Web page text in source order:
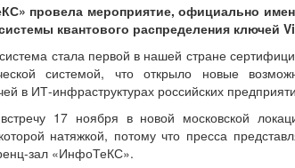
провела мероприятие, официально
квантового распределения ключей
стала первой в нашей стране
системой, что открыло новые
в ИТ-инфраструктурах российских
17 ноября в новой московской
натяжкой, потому что пресса
зал «ИнфоТеКС».